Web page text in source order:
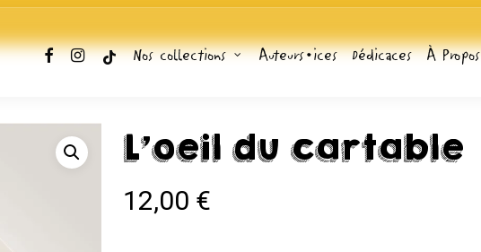
facebook
instagram
tiktokNos collections Auteurs•ices Dédicaces À Propos
L’oeil du cartable
12,00 €